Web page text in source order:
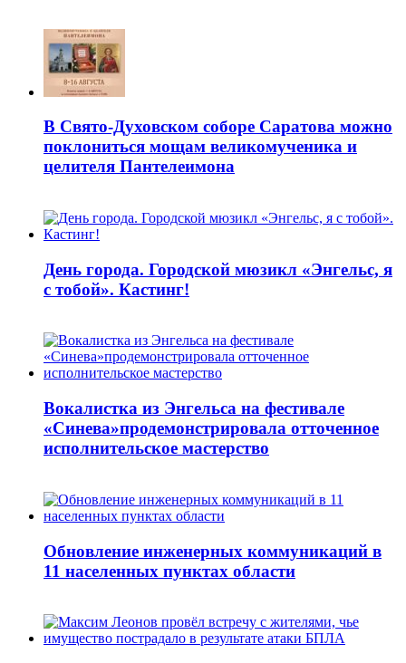
В Свято-Духовском соборе Саратова можно
поклониться мощам великомученика и
целителя Пантелеимона
День города. Городской мюзикл «Энгельс, я
с тобой». Кастинг!
Вокалистка из Энгельса на фестивале
«Синева»продемонстрировала отточенное
исполнительское мастерство
Обновление инженерных коммуникаций в
11 населенных пунктах области